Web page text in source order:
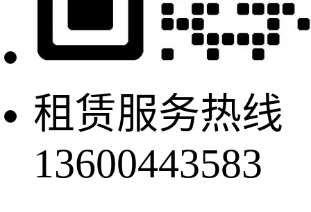
租赁服务热线
13600443583